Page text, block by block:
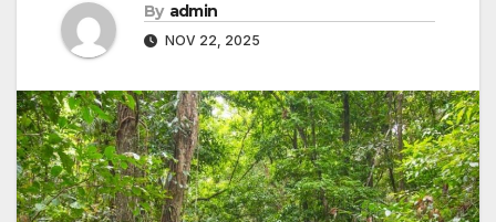
By admin
NOV 22, 2025